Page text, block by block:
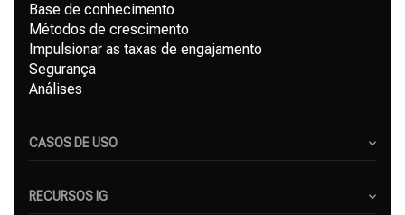
Base de conhecimento
Métodos de crescimento
Impulsionar as taxas de engajamento
Segurança
Análises
CASOS DE USO
Pequenas Empresas
RECURSOS IG